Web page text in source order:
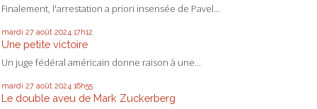
Finalement, l'arrestation a priori insensée de Pavel...
mardi 27 août 2024 17h12
Une petite victoire
Un juge fédéral américain donne raison à une...
mardi 27 août 2024 16h55
Le double aveu de Mark Zuckerberg